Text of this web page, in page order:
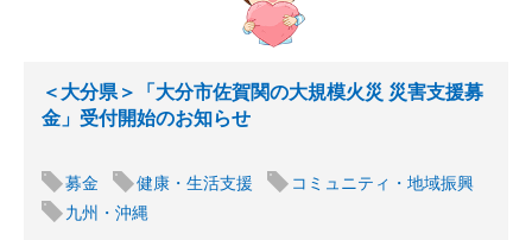
＜大分県＞「大分市佐賀関の大規模火災 災害支援募
金」受付開始のお知らせ
募金 健康・生活支援
コミュニティ・地域振興
九州・沖縄